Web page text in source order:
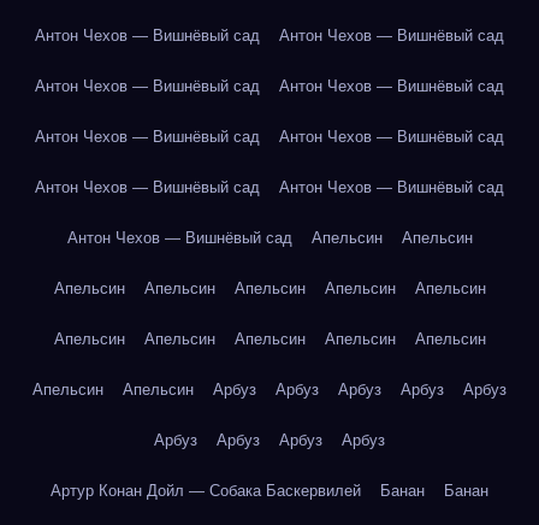
Антон Чехов — Вишнёвый сад Антон Чехов — Вишнёвый сад
Антон Чехов — Вишнёвый сад Антон Чехов — Вишнёвый сад
Антон Чехов — Вишнёвый сад Антон Чехов — Вишнёвый сад
Антон Чехов — Вишнёвый сад Антон Чехов — Вишнёвый сад
Антон Чехов — Вишнёвый сад Апельсин Апельсин
Апельсин Апельсин Апельсин Апельсин Апельсин
Апельсин Апельсин Апельсин Апельсин Апельсин
Апельсин Апельсин Арбуз Арбуз Арбуз Арбуз Арбуз
Арбуз Арбуз Арбуз Арбуз
Артур Конан Дойл — Собака Баскервилей Банан Банан